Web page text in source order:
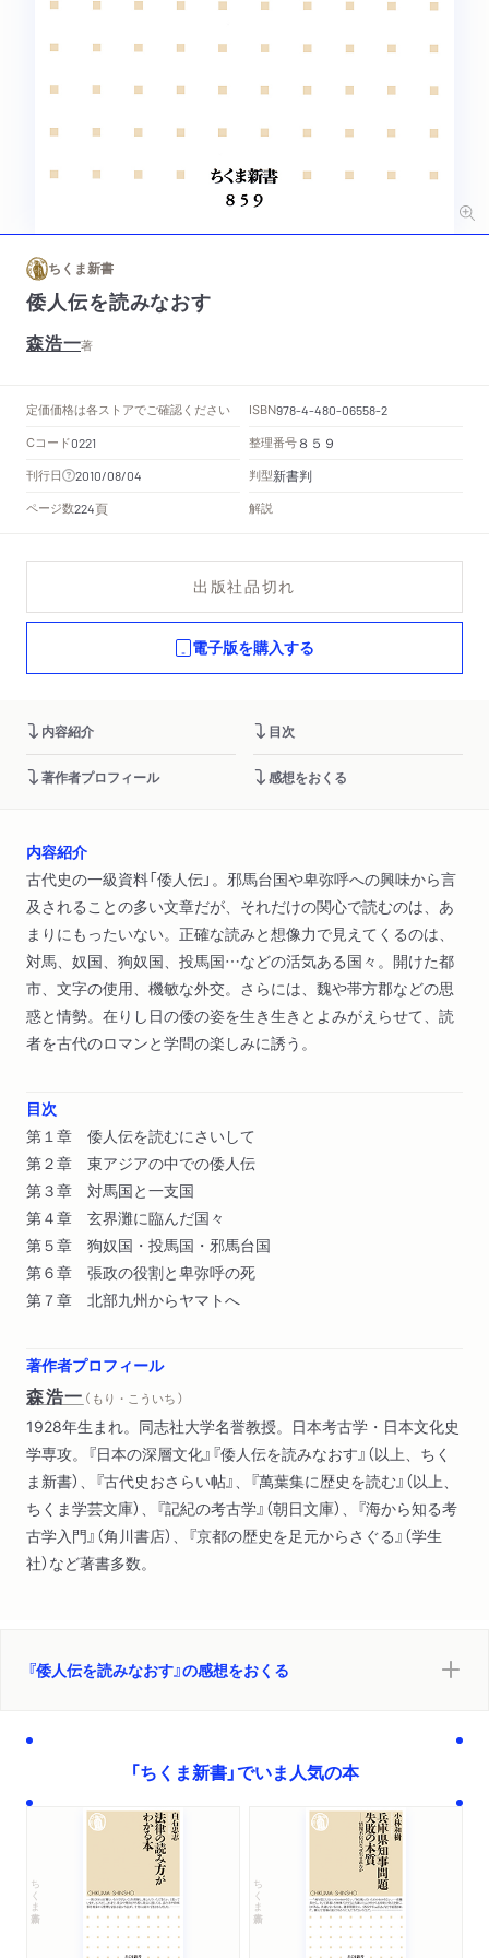
ちくま新書
倭人伝を読みなおす
森浩一著
定価価格は各ストアでご確認ください ISBN978-4-480-06558-2
Cコード0221 整理番号 ８５９
刊行日 2010/08/04 判型新書判
ページ数224頁 解説
出版社品切れ
電子版を購入する
内容紹介 目次
著作者プロフィール 感想をおくる
内容紹介
古代史の一級資料「倭人伝」。邪馬台国や卑弥呼への興味から言
及されることの多い文章だが、それだけの関心で読むのは、あ
まりにもったいない。正確な読みと想像力で見えてくるのは、
対馬、奴国、狗奴国、投馬国…などの活気ある国々。開けた都
市、文字の使用、機敏な外交。さらには、魏や帯方郡などの思
惑と情勢。在りし日の倭の姿を生き生きとよみがえらせて、読
者を古代のロマンと学問の楽しみに誘う。
目次
第１章 倭人伝を読むにさいして
第２章 東アジアの中での倭人伝
第３章 対馬国と一支国
第４章 玄界灘に臨んだ国々
第５章 狗奴国・投馬国・邪馬台国
第６章 張政の役割と卑弥呼の死
第７章 北部九州からヤマトへ
著作者プロフィール
森浩一 （ もり・こういち ）
1928年生まれ。同志社大学名誉教授。日本考古学・日本文化史
学専攻。『日本の深層文化』『倭人伝を読みなおす』（以上、ちく
ま新書）、『古代史おさらい帖』、『萬葉集に歴史を読む』（以上、
ちくま学芸文庫）、『記紀の考古学』（朝日文庫）、『海から知る考
古学入門』（角川書店）、『京都の歴史を足元からさぐる』（学生
社）など著書多数。
『倭人伝を読みなおす』の感想をおくる
「ちくま新書」でいま人気の本
ちくま新書 ちくま新書